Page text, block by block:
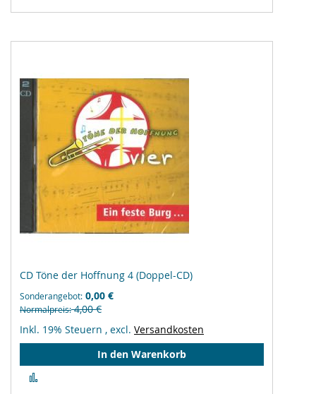
hinzufügen
CD Töne der Hoffnung 4 (Doppel-CD)
Sonderangebot 0,00 €
Normalpreis 4,00 €
Inkl. 19% Steuern , excl. Versandkosten
In den Warenkorb